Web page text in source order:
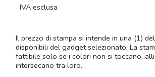
IVA esclusa
Il prezzo di stampa si intende in una (1)
disponibili del gadget selezionato. La
fattibile solo se i colori non si toccano,
intersecano tra loro.